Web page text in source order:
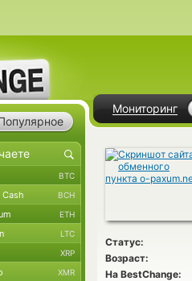
Мониторинг
Статус:
Возраст:
На BestChange:
BTC
BCH
ETH
LTC
XRP
XMR